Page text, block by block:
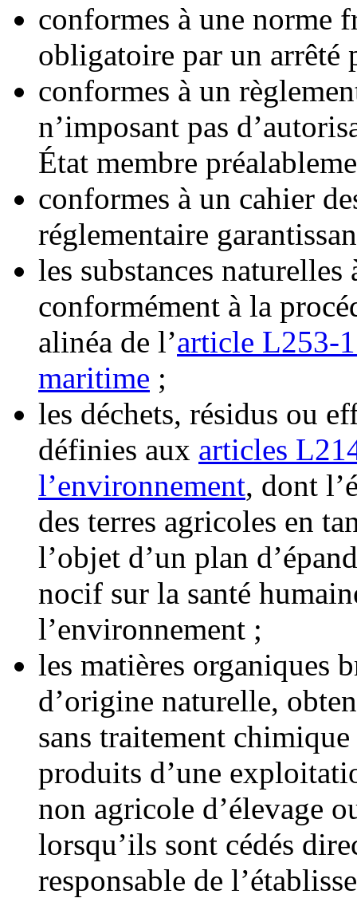
conformes à une norme
obligatoire par un
conformes à un
n’imposant pas
État membre
conformes à un cahier
réglementaire
les substances
conformément à la
alinéa de l’article L253-
maritime ;
les déchets, résidus ou
définies aux articles
l’environnement, dont
des terres agricoles en
l’objet d’un plan
nocif sur la santé
l’environnement ;
les matières organiques
d’origine naturelle,
sans traitement
produits d’une
non agricole d’élevage
lorsqu’ils sont cédés
responsable de